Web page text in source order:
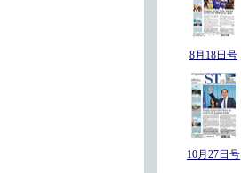
8月18日号
10月27日号